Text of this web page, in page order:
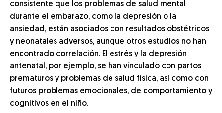
consistente que los problemas de salud mental
durante el embarazo, como la depresión o la
ansiedad, están asociados con resultados obstétricos
y neonatales adversos, aunque otros estudios no han
encontrado correlación. El estrés y la depresión
antenatal, por ejemplo, se han vinculado con partos
prematuros y problemas de salud física, así como con
futuros problemas emocionales, de comportamiento y
cognitivos en el niño.